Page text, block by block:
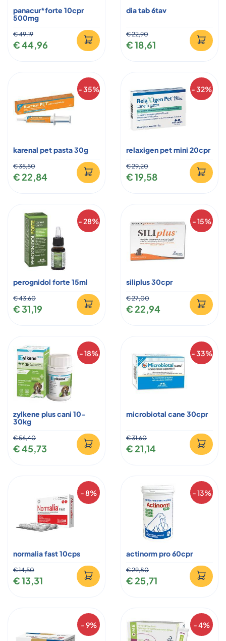
panacur*forte 10cpr
500mg
€ 49,19
€ 44,96
dia tab 6tav
€ 22,90
€ 18,61
- 35%
karenal pet pasta 30g
€ 35,50
€ 22,84
- 32%
relaxigen pet mini 20cpr
€ 29,20
€ 19,58
- 28%
perognidol forte 15ml
€ 43,60
€ 31,19
- 15%
siliplus 30cpr
€ 27,00
€ 22,94
- 18%
zylkene plus cani 10-
30kg
€ 56,40
€ 45,73
- 33%
microbiotal cane 30cpr
€ 31,60
€ 21,14
- 8%
normalia fast 10cps
€ 14,50
€ 13,31
- 13%
actinorm pro 60cpr
€ 29,80
€ 25,71
- 9% - 4%